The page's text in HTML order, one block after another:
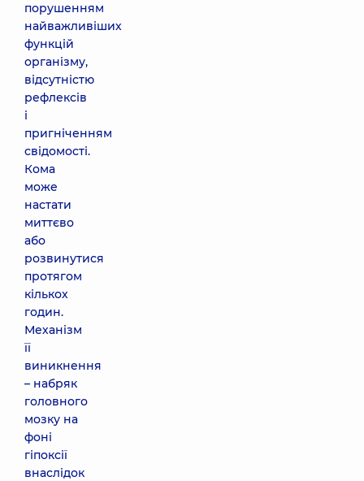
порушенням
найважливіших
функцій
організму,
відсутністю
рефлексів
і
пригніченням
свідомості.
Кома
може
настати
миттєво
або
розвинутися
протягом
кількох
годин.
Механізм
її
виникнення
– набряк
головного
мозку на
фоні
гіпоксії
внаслідок